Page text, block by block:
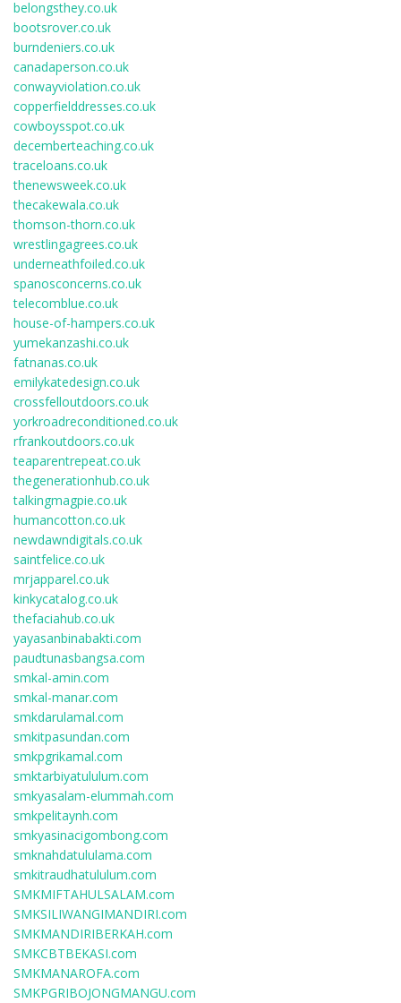
belongsthey.co.uk
bootsrover.co.uk
burndeniers.co.uk
canadaperson.co.uk
conwayviolation.co.uk
copperfielddresses.co.uk
cowboysspot.co.uk
decemberteaching.co.uk
traceloans.co.uk
thenewsweek.co.uk
thecakewala.co.uk
thomson-thorn.co.uk
wrestlingagrees.co.uk
underneathfoiled.co.uk
spanosconcerns.co.uk
telecomblue.co.uk
house-of-hampers.co.uk
yumekanzashi.co.uk
fatnanas.co.uk
emilykatedesign.co.uk
crossfelloutdoors.co.uk
yorkroadreconditioned.co.uk
rfrankoutdoors.co.uk
teaparentrepeat.co.uk
thegenerationhub.co.uk
talkingmagpie.co.uk
humancotton.co.uk
newdawndigitals.co.uk
saintfelice.co.uk
mrjapparel.co.uk
kinkycatalog.co.uk
thefaciahub.co.uk
yayasanbinabakti.com
paudtunasbangsa.com
smkal-amin.com
smkal-manar.com
smkdarulamal.com
smkitpasundan.com
smkpgrikamal.com
smktarbiyatululum.com
smkyasalam-elummah.com
smkpelitaynh.com
smkyasinacigombong.com
smknahdatululama.com
smkitraudhatululum.com
SMKMIFTAHULSALAM.com
SMKSILIWANGIMANDIRI.com
SMKMANDIRIBERKAH.com
SMKCBTBEKASI.com
SMKMANAROFA.com
SMKPGRIBOJONGMANGU.com